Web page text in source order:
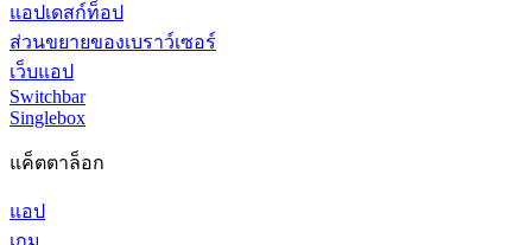
แอปเดสก์ท็อป
ส่วนขยายของเบราว์เซอร์
เว็บแอป
Switchbar
Singlebox
แค็ตตาล็อก
แอป
เกม